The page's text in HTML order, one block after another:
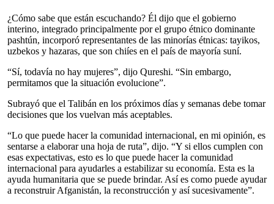
¿Cómo sabe que están escuchando? Él dijo que el gobierno
interino, integrado principalmente por el grupo étnico dominante
pashtún, incorporó representantes de las minorías étnicas: tayikos,
uzbekos y hazaras, que son chiíes en el país de mayoría suní.
“Sí, todavía no hay mujeres”, dijo Qureshi. “Sin embargo,
permitamos que la situación evolucione”.
Subrayó que el Talibán en los próximos días y semanas debe tomar
decisiones que los vuelvan más aceptables.
“Lo que puede hacer la comunidad internacional, en mi opinión, es
sentarse a elaborar una hoja de ruta”, dijo. “Y si ellos cumplen con
esas expectativas, esto es lo que puede hacer la comunidad
internacional para ayudarles a estabilizar su economía. Esta es la
ayuda humanitaria que se puede brindar. Así es como puede ayudar
a reconstruir Afganistán, la reconstrucción y así sucesivamente”.